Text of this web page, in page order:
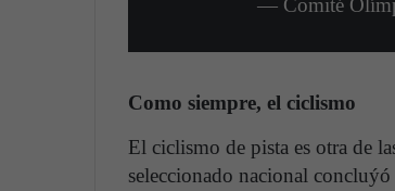
— Comité
Como siempre, el ciclismo
El ciclismo de pista es otra de
seleccionado nacional